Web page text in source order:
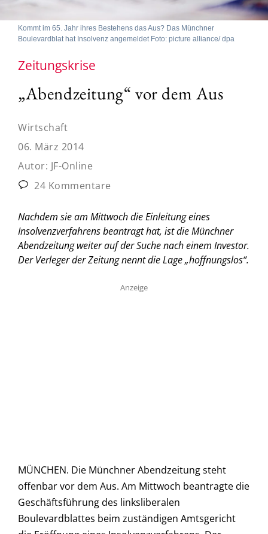
Kommt im 65. Jahr ihres Bestehens das Aus? Das Münchner
Boulevardblat hat Insolvenz angemeldet Foto: picture alliance/ dpa
Zeitungskrise
„Abendzeitung“ vor dem Aus
Wirtschaft
06. März 2014
Autor: JF-Online
24 Kommentare
Nachdem sie am Mittwoch die Einleitung eines
Insolvenzverfahrens beantragt hat, ist die Münchner
Abendzeitung weiter auf der Suche nach einem Investor.
Der Verleger der Zeitung nennt die Lage „hoffnungslos“.
Anzeige
MÜNCHEN. Die Münchner Abendzeitung steht
offenbar vor dem Aus. Am Mittwoch beantragte die
Geschäftsführung des linksliberalen
Boulevardblattes beim zuständigen Amtsgericht